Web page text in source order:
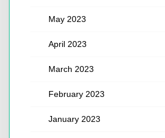
May 2023
April 2023
March 2023
February 2023
January 2023